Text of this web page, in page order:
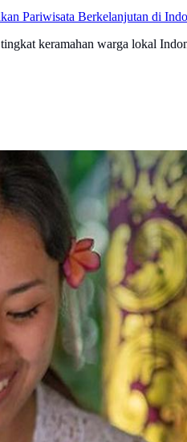
Pariwisata Berkelanjutan di
keramahan warga lokal